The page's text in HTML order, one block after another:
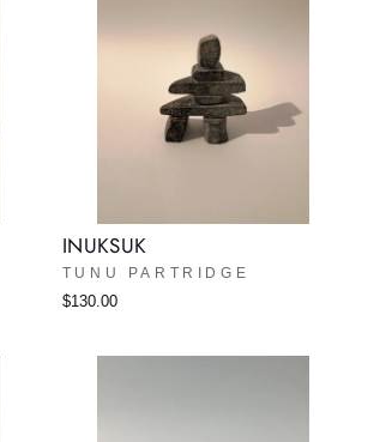
INUKSUK
TUNU PARTRIDGE
$130.00